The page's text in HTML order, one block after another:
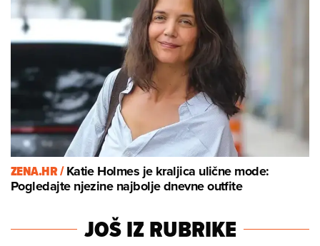
ZENA.HR /Katie Holmes je kraljica ulične mode:
Pogledajte njezine najbolje dnevne outfite
JOŠ IZ RUBRIKE